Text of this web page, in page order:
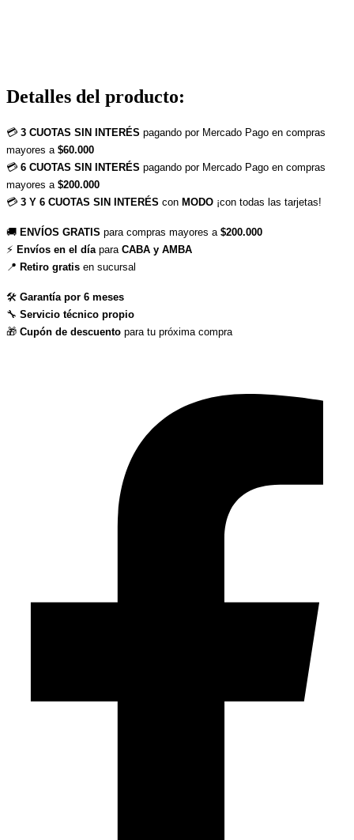
Detalles del producto:
💳 3 CUOTAS SIN INTERÉS pagando por Mercado Pago en compras
mayores a $60.000
💳 6 CUOTAS SIN INTERÉS pagando por Mercado Pago en compras
mayores a $200.000
💳 3 Y 6 CUOTAS SIN INTERÉS con MODO ¡con todas las tarjetas!
🚚 ENVÍOS GRATIS para compras mayores a $200.000
⚡ Envíos en el día para CABA y AMBA
📍 Retiro gratis en sucursal
🛠 Garantía por 6 meses
🔧 Servicio técnico propio
🎁 Cupón de descuento para tu próxima compra